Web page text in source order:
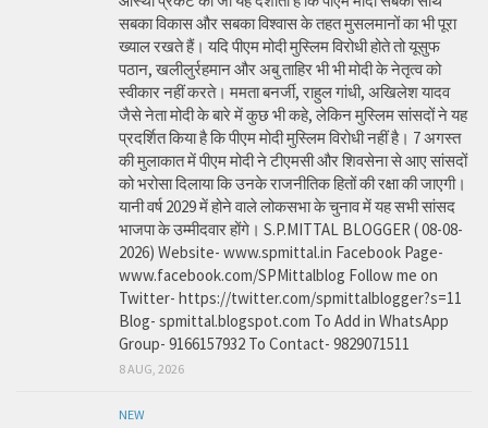
सबका विकास और सबका विश्वास के तहत मुसलमानों का भी पूरा
ख्याल रखते हैं। यदि पीएम मोदी मुस्लिम विरोधी होते तो यूसुफ
पठान, खलीलुर्रहमान और अबु ताहिर भी भी मोदी के नेतृत्व को
स्वीकार नहीं करते। ममता बनर्जी, राहुल गांधी, अखिलेश यादव
जैसे नेता मोदी के बारे में कुछ भी कहे, लेकिन मुस्लिम सांसदों ने यह
प्रदर्शित किया है कि पीएम मोदी मुस्लिम विरोधी नहीं है। 7 अगस्त
की मुलाकात में पीएम मोदी ने टीएमसी और शिवसेना से आए सांसदों
को भरोसा दिलाया कि उनके राजनीतिक हितों की रक्षा की जाएगी।
यानी वर्ष 2029 में होने वाले लोकसभा के चुनाव में यह सभी सांसद
भाजपा के उम्मीदवार होंगे। S.P.MITTAL BLOGGER ( 08-08-
2026) Website- www.spmittal.in Facebook Page-
www.facebook.com/SPMittalblog Follow me on
Twitter- https://twitter.com/spmittalblogger?s=11
Blog- spmittal.blogspot.com To Add in WhatsApp
Group- 9166157932 To Contact- 9829071511
8 AUG, 2026
NEW